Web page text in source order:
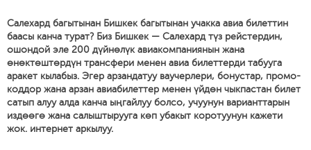
Салехард багытынан Бишкек багытынан учакка авиа билеттин
баасы канча турат? Биз Бишкек — Салехард түз рейстердин,
ошондой эле 200 дүйнөлүк авиакомпаниянын жана
өнөктөштөрдүн трансфери менен авиа билеттерди табууга
аракет кылабыз. Эгер арзандатуу ваучерлери, бонустар, промо-
коддор жана арзан авиабилеттер менен үйдөн чыкпастан билет
сатып алуу алда канча ыңгайлуу болсо, учуунун варианттарын
издөөгө жана салыштырууга көп убакыт коротуунун кажети
жок. интернет аркылуу.